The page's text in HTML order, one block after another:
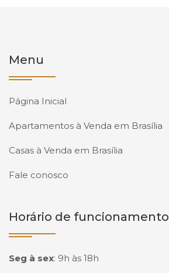
Menu
Página Inicial
Apartamentos à Venda em Brasília
Casas à Venda em Brasília
Fale conosco
Horário de funcionamento
Seg à sex: 9h às 18h